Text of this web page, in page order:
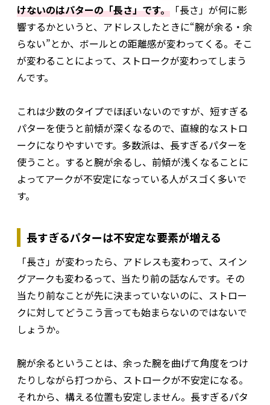
けないのはパターの「長さ」です。 「長さ」が何に影
響するかというと、アドレスしたときに“腕が余る・余
らない”とか、ボールとの距離感が変わってくる。そこ
が変わることによって、ストロークが変わってしまう
んです。
これは少数のタイプでほぼいないのですが、短すぎる
パターを使うと前傾が深くなるので、直線的なストロ
ークになりやすいです。多数派は、長すぎるパターを
使うこと。すると腕が余るし、前傾が浅くなることに
よってアークが不安定になっている人がスゴく多いで
す。
長すぎるパターは不安定な要素が増える
「長さ」が変わったら、アドレスも変わって、スイン
グアークも変わるって、当たり前の話なんです。その
当たり前なことが先に決まっていないのに、ストロー
クに対してどうこう言っても始まらないのではないで
しょうか。
腕が余るということは、余った腕を曲げて角度をつけ
たりしながら打つから、ストロークが不安定になる。
それから、構える位置も安定しません。長すぎるパタ